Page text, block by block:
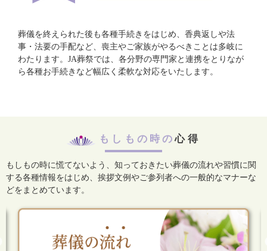
葬儀を終えられた後も各種手続きをはじめ、香典返しや法
事・法要の手配など、喪主やご家族がやるべきことは多岐に
わたります。JA葬祭では、各分野の専門家と連携をとりなが
ら各種お手続きなど幅広く柔軟な対応をいたします。
もしもの時の心得
もしもの時に慌てないよう、知っておきたい葬儀の流れや習慣に関
する各種情報をはじめ、 挨拶文例やご参列者への一般的なマナーな
どをまとめています。